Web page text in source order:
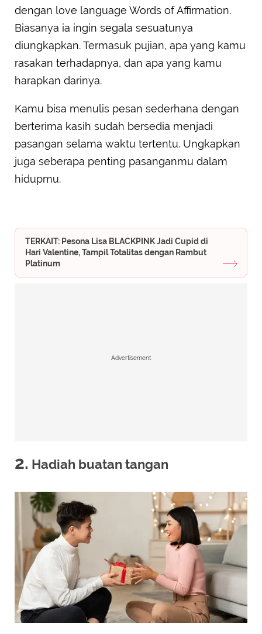
dengan love language Words of Affirmation.
Biasanya ia ingin segala sesuatunya
diungkapkan. Termasuk pujian, apa yang kamu
rasakan terhadapnya, dan apa yang kamu
harapkan darinya.
Kamu bisa menulis pesan sederhana dengan
berterima kasih sudah bersedia menjadi
pasangan selama waktu tertentu. Ungkapkan
juga seberapa penting pasanganmu dalam
hidupmu.
TERKAIT: Pesona Lisa BLACKPINK Jadi Cupid di
Hari Valentine, Tampil Totalitas dengan Rambut
Platinum
Advertisement
2. Hadiah buatan tangan